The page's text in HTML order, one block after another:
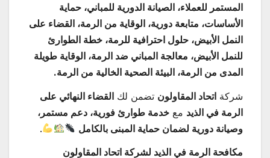
المستمر للعملاء، الصيانة الدورية للمباني، حماية
الأساسات، متابعة دورية، الوقاية من الرمة، القضاء على
النمل الأبيض، حلول احترافية للرمة، خطة الطوارئ
للنمل الأبيض، معالجة المباني ضد الرمة، الوقاية طويلة
المدى من الرمة، البيئة الصحية الخالية من الرمة.
شركة اتحاد المقاولون تضمن لك القضاء النهائي على
الرمة في الذيد مع خدمة طوارئ فورية، دعم مستمر،
وصيانة دورية لضمان حماية المبنى بالكامل
.
مكافحة الرمة في الذيد لشركة اتحاد المقاولون